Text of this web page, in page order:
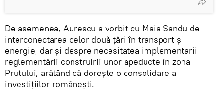
De asemenea, Aurescu a vorbit cu Maia Sandu de
interconectarea celor două țări în transport și
energie, dar și despre necesitatea implementarii
reglementării construirii unor apeducte în zona
Prutului, arătând că dorește o consolidare a
investițiilor românești.